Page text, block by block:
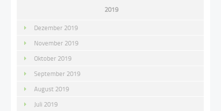
2019
Dezember 2019
November 2019
Oktober 2019
September 2019
August 2019
Juli 2019